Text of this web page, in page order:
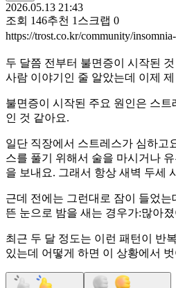
2026.05.13 21:43
조회 146추천 1 스크랩 0
https://trost.co.kr/community/
두 달쯤 전부터 불면증이 시작된
사람 이야기인 줄 알았는데 이제
불면증이 시작된 주요 원인은 스
인 것 같아요.
일단 직장에서 스트레스가 심하고
스를 풀기 위해서 술을 마시거나
을 보내요. 그래서 항상 새벽 두세
근데 전에는 그런대로 잠이 들었는
뜬 눈으로 밤을 새는 경우가:많아
최근 두 달 정도는 이런 패턴이 반
있는데 어떻게 하면 이 상황에서